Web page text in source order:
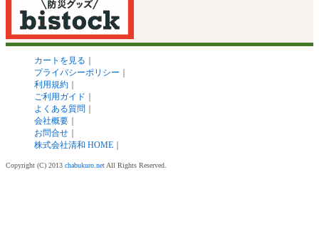
カートを見る ｜
プライバシーポリシー ｜
利用規約 ｜
ご利用ガイド ｜
よくある質問 ｜
会社概要 ｜
お問合せ ｜
株式会社清和 HOME ｜
Copyright (C) 2013 chabukuro.net All Rights Reserved.